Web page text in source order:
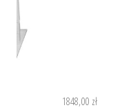
1848,00 zł